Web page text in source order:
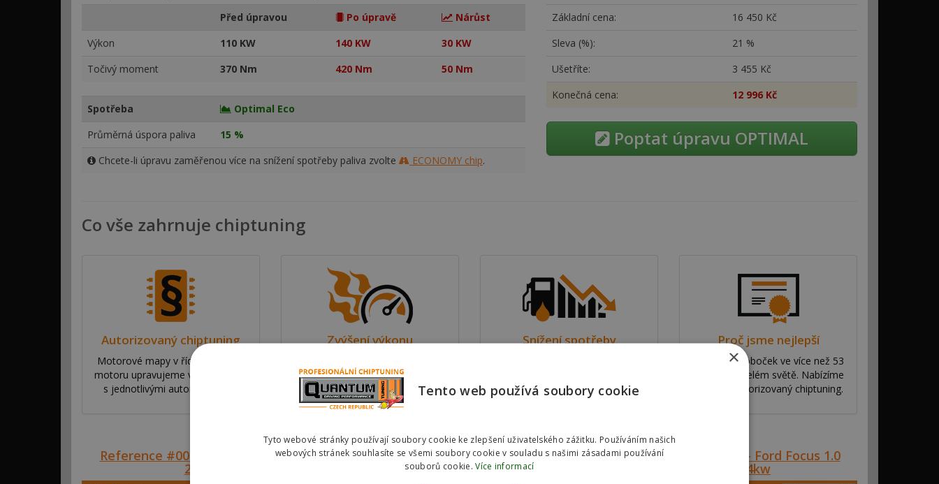
Před úpravou Po úpravě
Nárůst
Výkon
110 KW 140 KW
30 KW
Točivý moment
370 Nm 420 Nm 50 Nm
Spotřeba
Optimal Eco
Průměrná úspora paliva
15 %
Chcete-li úpravu zaměřenou více na snížení spotřeby paliva zvolte
ECONOMY chip.
Základní cena: 16 450 Kč
Sleva (%):
21 %
Ušetříte:
3 455 Kč
Konečná cena:
12 996 Kč
Poptat úpravu OPTIMAL
Co vše zahrnuje chiptuning
Autorizovaný chiptuning
Motorové mapy v řídící jednotce
motoru upravujeme ve spolupráci
s jednotlivými automobilkami.
Zvýšení výkonu
řídící jednotky motoru ve dvou
variantách pro zvýšení výkonu
vozu.
Snížení spotřeby
spotřeby pohonných hmot ve
dvou variantách.
Proč jsme nejlepší
Máme síť poboček ve více než 53
zemích po celém světě. Nabízíme
výhradní autorizovaný chiptuning.
Reference #00858 – Ford Focus ST
206kW
Reference #00856 – Ford S-Max 2.0TDi
88kW
Reference #00853 – Ford Focus 1.0
Turbo 74kw
×
Tento web používá soubory cookie
Tyto webové stránky používají soubory cookie ke zlepšení uživatelského zážitku. Používáním našich
webových stránek souhlasíte se všemi soubory cookie v souladu s našimi zásadami používání
souborů cookie.Více informací